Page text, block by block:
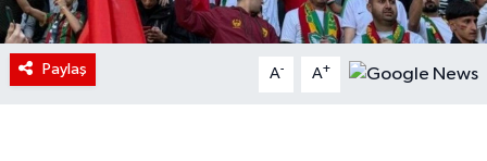
Paylaş A- A+